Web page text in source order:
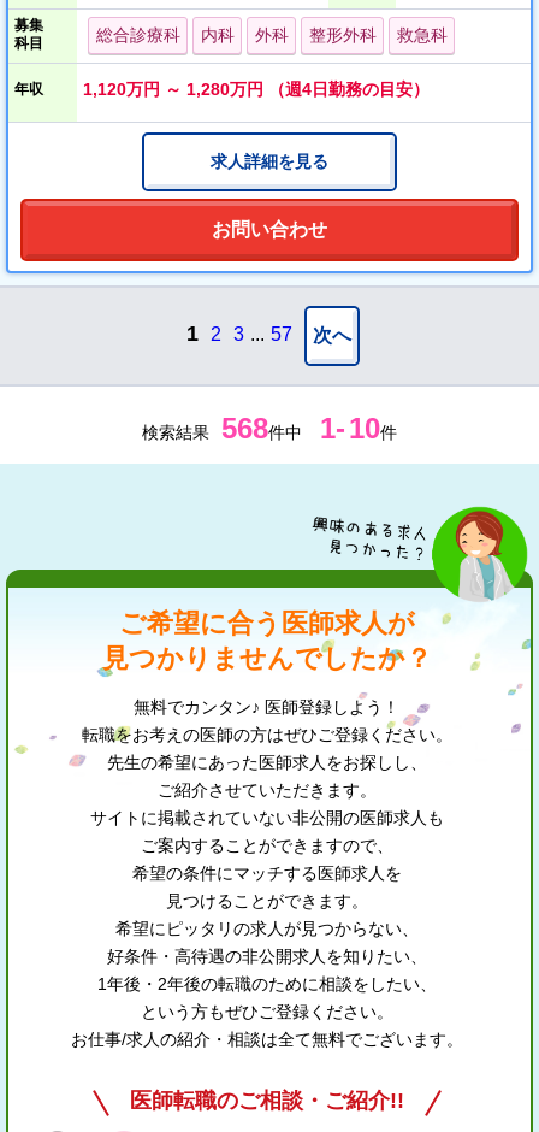
サポートあり）
※※英語での診療可能医師歓迎※※
（総合診療科、救急科、内科系、外科系、整形外科 ※外科系の
対応についてはできなくても相談可能です）
募集
科目
総合診療科 内科 外科 整形外科 救急科
年収 1,120万円 ～ 1,280万円 （週4日勤務の目安）
求人詳細を見る
お問い合わせ
1 2 3 ... 57 次へ
検索結果 568件中 1-10件
ご希望に合う医師求人が
見つかりませんでしたか？
無料でカンタン♪ 医師登録しよう！
転職をお考えの医師の方はぜひご登録ください。
先生の希望にあった医師求人をお探しし、
ご紹介させていただきます。
サイトに掲載されていない非公開の医師求人も
ご案内することができますので、
希望の条件にマッチする医師求人を
見つけることができます。
希望にピッタリの求人が見つからない、
好条件・高待遇の非公開求人を知りたい、
1年後・2年後の転職のために相談をしたい、
という方もぜひご登録ください。
お仕事/求人の紹介・相談は全て無料でございます。
医師転職のご相談・ご紹介!!